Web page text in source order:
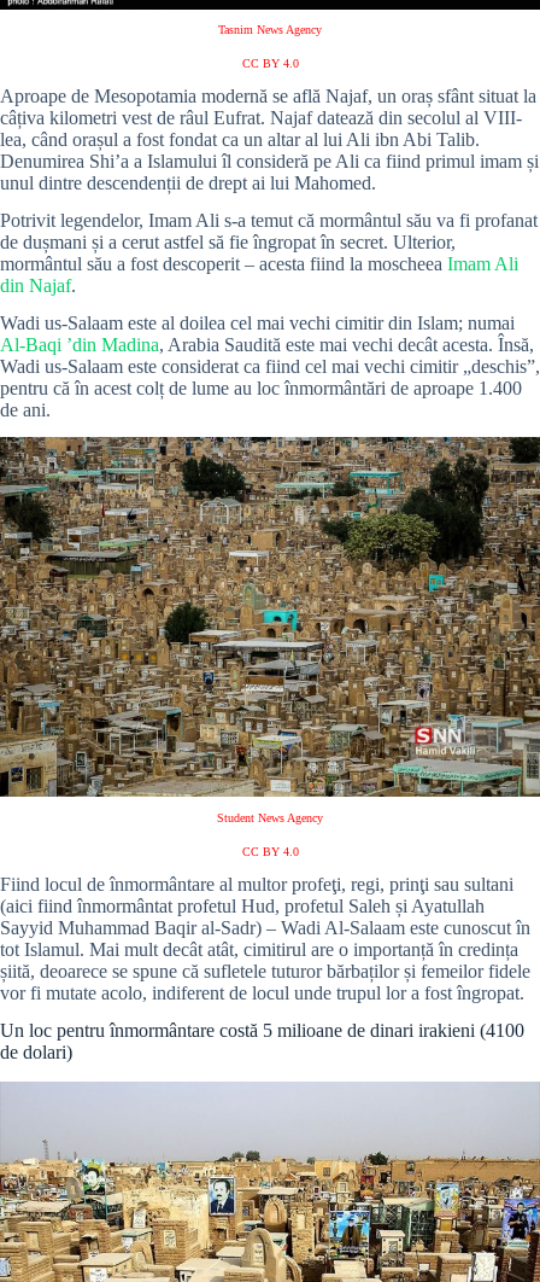
Tasnim News Agency
CC BY 4.0
Aproape de Mesopotamia modernă se află Najaf, un oraș sfânt situat la
câțiva kilometri vest de râul Eufrat. Najaf datează din secolul al VIII-
lea, când orașul a fost fondat ca un altar al lui Ali ibn Abi Talib.
Denumirea Shi’a a Islamului îl consideră pe Ali ca fiind primul imam și
unul dintre descendenții de drept ai lui Mahomed.
Potrivit legendelor, Imam Ali s-a temut că mormântul său va fi profanat
de dușmani și a cerut astfel să fie îngropat în secret. Ulterior,
mormântul său a fost descoperit – acesta fiind la moscheea Imam Ali
din Najaf.
Wadi us-Salaam este al doilea cel mai vechi cimitir din Islam; numai
Al-Baqi ’din Madina, Arabia Saudită este mai vechi decât acesta. Însă,
Wadi us-Salaam este considerat ca fiind cel mai vechi cimitir „deschis”,
pentru că în acest colț de lume au loc înmormântări de aproape 1.400
de ani.
Student News Agency
CC BY 4.0
Fiind locul de înmormântare al multor profeţi, regi, prinţi sau sultani
(aici fiind înmormântat profetul Hud, profetul Saleh și Ayatullah
Sayyid Muhammad Baqir al-Sadr) – Wadi Al-Salaam este cunoscut în
tot Islamul. Mai mult decât atât, cimitirul are o importanță în credința
șiită, deoarece se spune că sufletele tuturor bărbaților și femeilor fidele
vor fi mutate acolo, indiferent de locul unde trupul lor a fost îngropat.
Un loc pentru înmormântare costă 5 milioane de dinari irakieni (4100
de dolari)